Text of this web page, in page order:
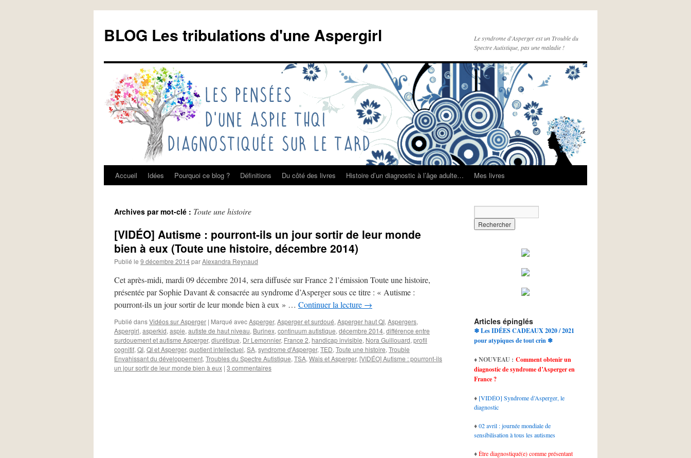
contenu
BLOG Les tribulations d'une Aspergirl
Le syndrome d'Asperger est un Trouble du
Spectre Autistique, pas une maladie !
Accueil Idées Pourquoi ce blog ? Définitions Du côté des livres Histoire d’un diagnostic à l’âge adulte… Mes livres
Archives par mot-clé : Toute une histoire
[VIDÉO] Autisme : pourront-ils un jour sortir de leur monde
bien à eux (Toute une histoire, décembre 2014)
Publié le 9 décembre 2014parAlexandra Reynaud
Cet après-midi, mardi 09 décembre 2014, sera diffusée sur France 2 l’émission Toute une histoire,
présentée par Sophie Davant & consacrée au syndrome d’Asperger sous ce titre : « Autisme :
pourront-ils un jour sortir de leur monde bien à eux » … Continuer la lecture →
Publié dansVidéos sur Asperger | Marqué avecAsperger, Asperger et surdoué, Asperger haut QI, Aspergers,
Aspergirl, asperkid, aspie, autiste de haut niveau, Burinex, continuum autistique, décembre 2014, différence entre
surdouement et autisme Asperger, diurétique, Dr Lemonnier, France 2, handicap invisible, Nora Guillouard, profil
cognitif, QI, QI et Asperger, quotient intellectuel, SA, syndrome d'Asperger, TED, Toute une histoire, Trouble
Envahissant du développement, Troubles du Spectre Autistique, TSA, Wais et Asperger, [VIDÉO] Autisme : pourront-ils
un jour sortir de leur monde bien à eux | 3 commentaires
Articles épinglés
❄ Les IDÉES CADEAUX 2020 / 2021
pour atypiques de tout crin ❄
♦NOUVEAU : Comment obtenir un
diagnostic de syndrome d’Asperger en
France ?
♦ [VIDÉO] Syndrome d’Asperger, le
diagnostic
♦02 avril : journée mondiale de
sensibilisation à tous les autismes
♦Être diagnostiqué(e) comme présentant